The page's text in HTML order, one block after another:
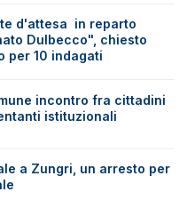
d'attesa in reparto
Dulbecco", chiesto
per 10 indagati
incontro fra cittadini
istituzionali
a Zungri, un arresto per